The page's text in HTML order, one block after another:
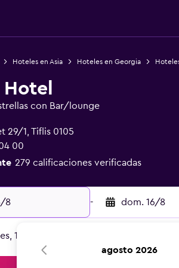
Hoteles en Asia Hoteles en Georgia
con Bar/lounge
29/1, Tiflis 0105
00
279 calificaciones verificadas
8 - dom. 16/8
1 habitación
agosto 2026